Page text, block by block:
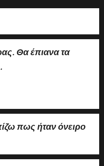
Θα έπιανα τα
πως ήταν όνειρο